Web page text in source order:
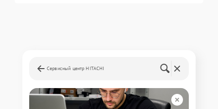
Сервисный центр HITACHI